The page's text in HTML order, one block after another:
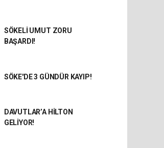
SÖKELİ UMUT ZORU
BAŞARDI!
SÖKE'DE 3 GÜNDÜR KAYIP!
DAVUTLAR’A HİLTON
GELİYOR!